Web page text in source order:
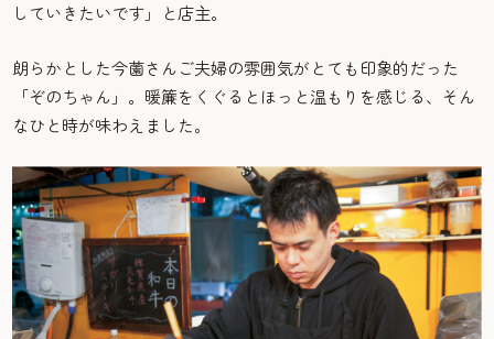
していきたいです」と店主。
朗らかとした今薗さんご夫婦の雰囲気がとても印象的だった
「ぞのちゃん」。暖簾をくぐるとほっと温もりを感じる、そん
なひと時が味わえました。